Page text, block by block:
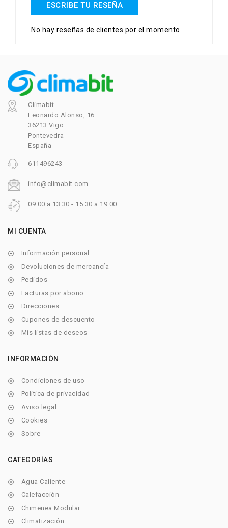
ESCRIBE TU RESEÑA
No hay reseñas de clientes por el momento.
Climabit
Leonardo Alonso, 16
36213 Vigo
Pontevedra
España
611496243
info@climabit.com
09:00 a 13:30 - 15:30 a 19:00
MI CUENTA
 Información personal
 Devoluciones de mercancía
 Pedidos
 Facturas por abono
 Direcciones
 Cupones de descuento
 Mis listas de deseos
INFORMACIÓN
 Condiciones de uso
 Política de privacidad
 Aviso legal
 Cookies
 Sobre
CATEGORÍAS
 Agua Caliente
 Calefacción
 Chimenea Modular
 Climatización